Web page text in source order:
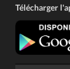
Télécharger